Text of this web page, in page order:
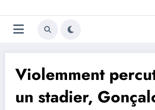
au
contenu
Trivela
Violemment
un stadier,